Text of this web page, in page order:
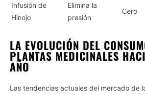
Infusión de
Hinojo
Elimina la
presión
Cero
LA EVOLUCIÓN DEL
PLANTAS MEDICINALES
AÑO
Las tendencias actuales del mercado de